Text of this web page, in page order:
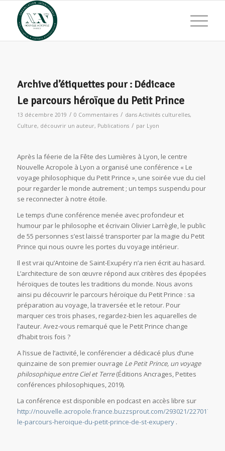
Archive d’étiquettes pour : Dédicace
Le parcours héroïque du Petit Prince
13 décembre 2019 / 0 Commentaires / dans Activités culturelles,
Culture, découvrir un auteur, Publications / par Lyon
Après la féerie de la Fête des Lumières à Lyon, le centre
Nouvelle Acropole à Lyon a organisé une conférence « Le
voyage philosophique du Petit Prince », une soirée vue du ciel
pour regarder le monde autrement ; un temps suspendu pour
se reconnecter à notre étoile.
Le temps d’une conférence menée avec profondeur et
humour par le philosophe et écrivain Olivier Larrègle, le public
de 55 personnes s’est laissé transporter par la magie du Petit
Prince qui nous ouvre les portes du voyage intérieur.
Il est vrai qu’Antoine de Saint-Exupéry n’a rien écrit au hasard.
L’architecture de son œuvre répond aux critères des épopées
héroïques de toutes les traditions du monde. Nous avons
ainsi pu découvrir le parcours héroïque du Petit Prince : sa
préparation au voyage, la traversée et le retour. Pour
marquer ces trois phases, regardez-bien les aquarelles de
l’auteur. Avez-vous remarqué que le Petit Prince change
d’habit trois fois ?
A l’issue de l’activité, le conférencier a dédicacé plus d’une
quinzaine de son premier ouvrage Le Petit Prince, un voyage
philosophique entre Ciel et Terre(Éditions Ancrages, Petites
conférences philosophiques, 2019).
La conférence est disponible en podcast en accès libre sur
http://nouvelle.acropole.france.buzzsprout.com/293021/2270177-
le-parcours-heroique-du-petit-prince-de-st-exupery.